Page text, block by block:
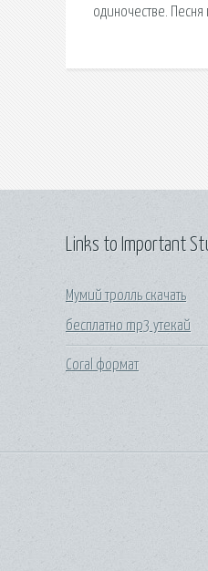
одиночестве.
Links to Important
Мумий тролль скачать
бесплатно mp3 утекай
Coral формат